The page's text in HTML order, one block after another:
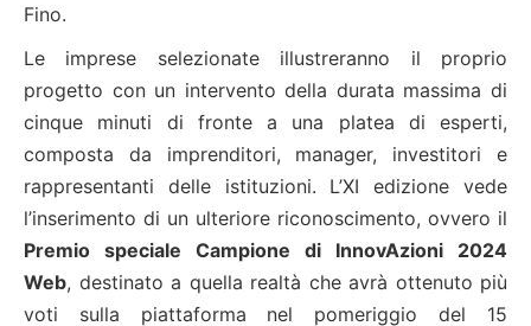
Fino.
Le imprese selezionate illustreranno il proprio
progetto con un intervento della durata massima di
cinque minuti di fronte a una platea di esperti,
composta da imprenditori, manager, investitori e
rappresentanti delle istituzioni. L’XI edizione vede
l’inserimento di un ulteriore riconoscimento, ovvero il
Premio speciale Campione di InnovAzioni 2024
Web, destinato a quella realtà che avrà ottenuto più
voti sulla piattaforma nel pomeriggio del 15